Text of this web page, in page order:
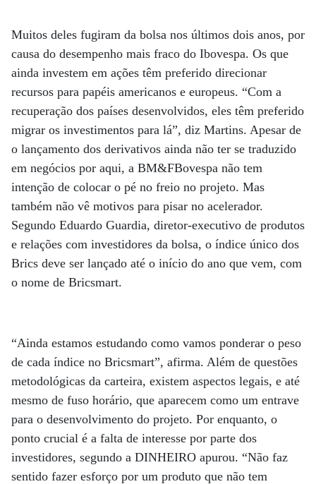
Muitos deles fugiram da bolsa nos últimos dois anos, por
causa do desempenho mais fraco do Ibovespa. Os que
ainda investem em ações têm preferido direcionar
recursos para papéis americanos e europeus. “Com a
recuperação dos países desenvolvidos, eles têm preferido
migrar os investimentos para lá”, diz Martins. Apesar de
o lançamento dos derivativos ainda não ter se traduzido
em negócios por aqui, a BM&FBovespa não tem
intenção de colocar o pé no freio no projeto. Mas
também não vê motivos para pisar no acelerador.
Segundo Eduardo Guardia, diretor-executivo de produtos
e relações com investidores da bolsa, o índice único dos
Brics deve ser lançado até o início do ano que vem, com
o nome de Bricsmart.
“Ainda estamos estudando como vamos ponderar o peso
de cada índice no Bricsmart”, afirma. Além de questões
metodológicas da carteira, existem aspectos legais, e até
mesmo de fuso horário, que aparecem como um entrave
para o desenvolvimento do projeto. Por enquanto, o
ponto crucial é a falta de interesse por parte dos
investidores, segundo a DINHEIRO apurou. “Não faz
sentido fazer esforço por um produto que não tem